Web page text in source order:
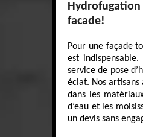
Hydrofugation
facade!
Pour une façade
est
service de pose
éclat. Nos
dans les
d’eau et les
un devis sans